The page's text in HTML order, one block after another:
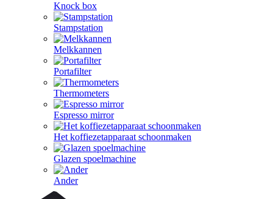
Knock box
Stampstation
Melkkannen
Portafilter
Thermometers
Espresso mirror
Het koffiezetapparaat schoonmaken
Glazen spoelmachine
Ander